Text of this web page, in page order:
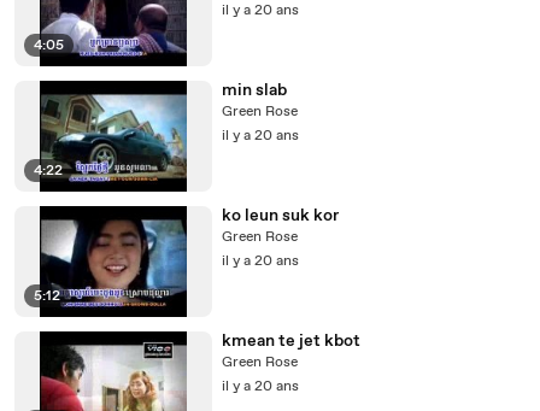
4:05
il y a 20 ans
4:22
min slab
Green Rose
il y a 20 ans
5:12
ko leun suk kor
Green Rose
il y a 20 ans
kmean te jet kbot
Green Rose
il y a 20 ans